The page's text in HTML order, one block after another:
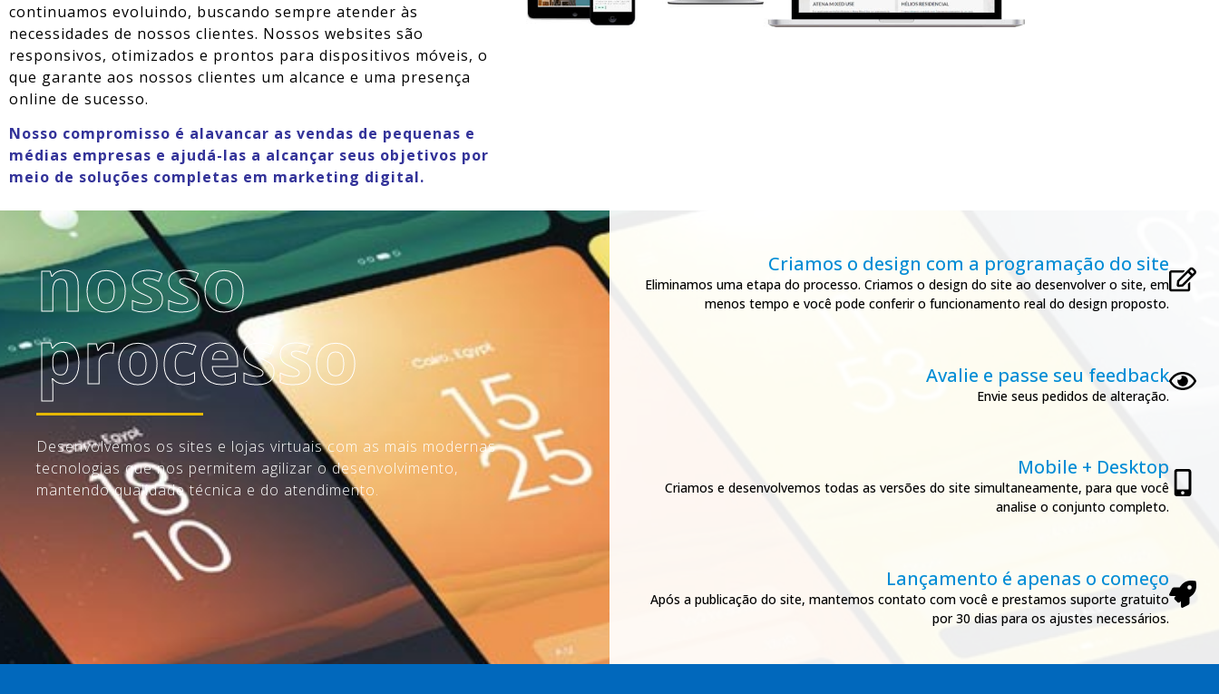
continuamos evoluindo, buscando sempre atender às
necessidades de nossos clientes. Nossos websites são
responsivos, otimizados e prontos para dispositivos móveis, o
que garante aos nossos clientes um alcance e uma presença
online de sucesso.
Nosso compromisso é alavancar as vendas de pequenas e
médias empresas e ajudá-las a alcançar seus objetivos por
meio de soluções completas em marketing digital.
nosso
processo
Desenvolvemos os sites e lojas virtuais com as mais modernas
tecnologias que nos permitem agilizar o desenvolvimento,
mantendo qualidade técnica e do atendimento.
Criamos o design com a programação do site
Eliminamos uma etapa do processo. Criamos o design do site ao desenvolver o site, em
menos tempo e você pode conferir o funcionamento real do design proposto.
Avalie e passe seu feedback
Envie seus pedidos de alteração.
Mobile + Desktop
Criamos e desenvolvemos todas as versões do site simultaneamente, para que você
analise o conjunto completo.
Lançamento é apenas o começo
Após a publicação do site, mantemos contato com você e prestamos suporte gratuito
por 30 dias para os ajustes necessários.